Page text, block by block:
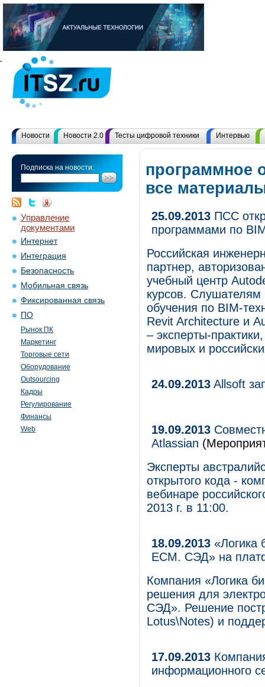
Новости Новости 2.0 Тесты цифровой техники Интервью
Подписка на новости:
Управление
документами
Интернет
Интеграция
Безопасность
Мобильная связь
Фиксированная связь
ПО
Рынок ПК
Маркетинг
Торговые сети
Оборудование
Outsourcing
Кадры
Регулирование
Финансы
Web
программное
все
25.09.2013 ПСС
программами по
Российская
партнер,
учебный центр
курсов.
обучения по BIM-
Revit Architecture и
– эксперты-
мировых и
24.09.2013 Allsoft
19.09.2013
Atlassian
Эксперты
открытого кода -
вебинаре
2013 г. в 11:00.
18.09.2013 «Логика
ECM. СЭД» на
Компания «Логика
решения для
СЭД». Решение
Lotus\Notes) и
17.09.2013
информационного